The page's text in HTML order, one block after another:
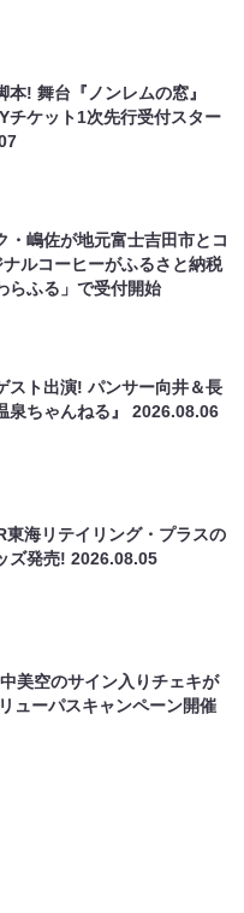
本! 舞台『ノンレムの窓』
チケット1次先行受付スター
・嶋佐が地元富士吉田市とコ
ルコーヒーがふるさと納税
らふる」で受付開始
スト出演! パンサー向井＆長
泉ちゃんねる』2026.08.06
東海リテイリング・プラスの
ズ発売!2026.08.05
美空のサイン入りチェキが
ューパスキャンペーン開催